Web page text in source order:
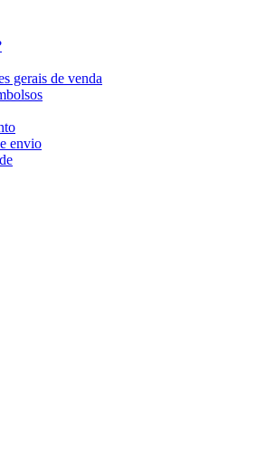
gerais de venda
envio